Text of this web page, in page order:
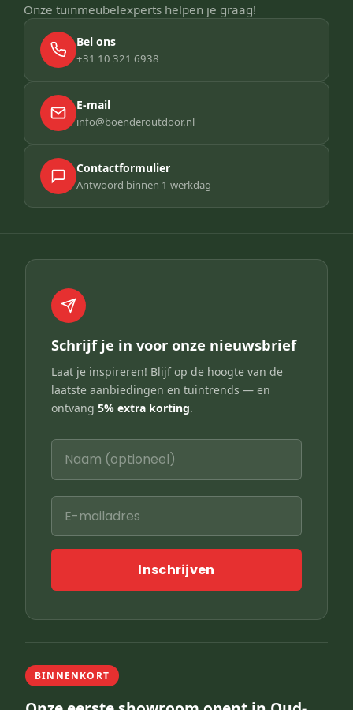
Onze tuinmeubelexperts helpen je graag!
Bel ons
+31 10 321 6938
E-mail
info@boenderoutdoor.nl
Contactformulier
Antwoord binnen 1 werkdag
Schrijf je in voor onze nieuwsbrief
Laat je inspireren! Blijf op de hoogte van de
laatste aanbiedingen en tuintrends — en
ontvang 5% extra korting.
Inschrijven
BINNENKORT